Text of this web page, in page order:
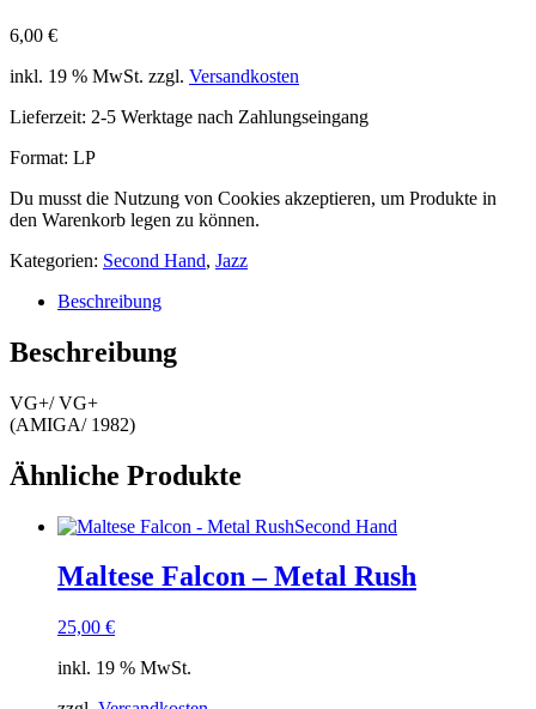
6,00 €
inkl. 19 % MwSt. zzgl. Versandkosten
Lieferzeit: 2-5 Werktage nach Zahlungseingang
Format: LP
Du musst die Nutzung von Cookies akzeptieren, um Produkte in
den Warenkorb legen zu können.
Kategorien: Second Hand, Jazz
Beschreibung
Beschreibung
VG+/ VG+
(AMIGA/ 1982)
Ähnliche Produkte
Second Hand
Maltese Falcon – Metal Rush
25,00 €
inkl. 19 % MwSt.